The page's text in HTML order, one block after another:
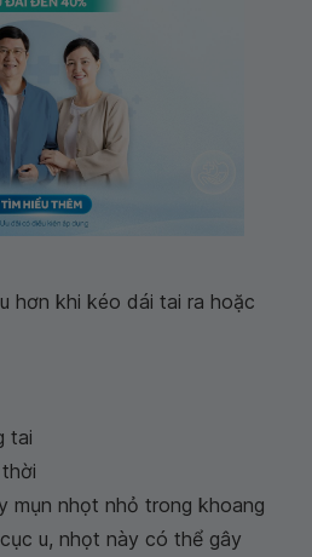
hơn khi kéo dái tai ra hoặc
tai
mụn nhọt nhỏ trong khoang
u, nhọt này có thể gây